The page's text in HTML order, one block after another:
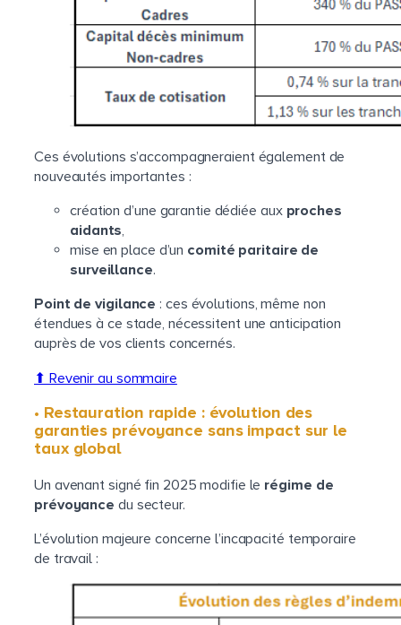
Ces évolutions s’accompagneraient également de
nouveautés importantes :
création d’une garantie dédiée aux proches
aidants,
mise en place d’un comité paritaire de
surveillance.
Point de vigilance : ces évolutions, même non
étendues à ce stade, nécessitent une anticipation
auprès de vos clients concernés.
⬆ Revenir au sommaire
• Restauration rapide : évolution des
garanties prévoyance sans impact sur le
taux global
Un avenant signé fin 2025 modifie le régime de
prévoyance du secteur.
L’évolution majeure concerne l’incapacité temporaire
de travail :